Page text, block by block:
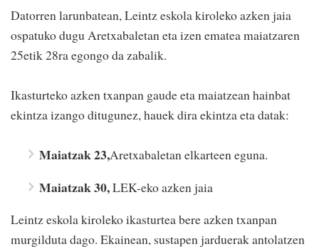
Datorren larunbatean, Leintz eskola kiroleko azken jaia
ospatuko dugu Aretxabaletan eta izen ematea maiatzaren
25etik 28ra egongo da zabalik.
Ikasturteko azken txanpan gaude eta maiatzean hainbat
ekintza izango ditugunez, hauek dira ekintza eta datak:
Maiatzak 23,Aretxabaletan elkarteen eguna.
Maiatzak 30,LEK-eko azken jaia
Leintz eskola kiroleko ikasturtea bere azken txanpan
murgilduta dago. Ekainean, sustapen jarduerak antolatzen